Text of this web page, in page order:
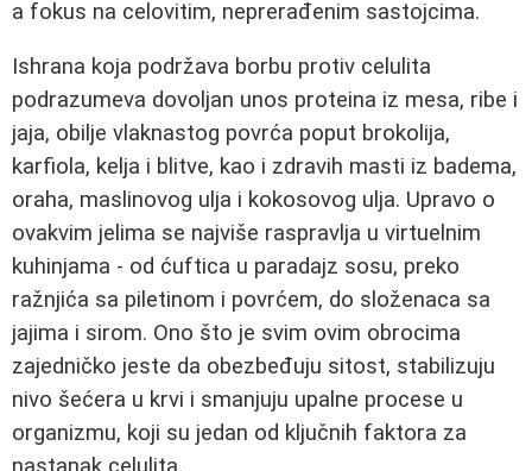
a fokus na celovitim, neprerađenim sastojcima.
Ishrana koja podržava borbu protiv celulita
podrazumeva dovoljan unos proteina iz mesa, ribe i
jaja, obilje vlaknastog povrća poput brokolija,
karfiola, kelja i blitve, kao i zdravih masti iz badema,
oraha, maslinovog ulja i kokosovog ulja. Upravo o
ovakvim jelima se najviše raspravlja u virtuelnim
kuhinjama - od ćuftica u paradajz sosu, preko
ražnjića sa piletinom i povrćem, do složenaca sa
jajima i sirom. Ono što je svim ovim obrocima
zajedničko jeste da obezbeđuju sitost, stabilizuju
nivo šećera u krvi i smanjuju upalne procese u
organizmu, koji su jedan od ključnih faktora za